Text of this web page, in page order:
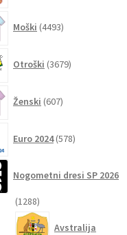
Moški 4493izdelkov
Otroški 3679izdelkov
Ženski 607izdelkov
Euro 2024 578izdelkov
Nogometni dresi SP 2026
12881288
izdelkov
Avstralija